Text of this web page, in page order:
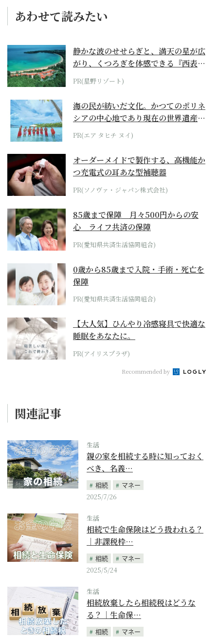
あわせて読みたい
静かな波のせせらぎと、満天の星が広
がり、くつろぎを体感できる『西表島
ホテル by...
PR(星野リゾート)
海の民が紡いだ文化。かつてのポリネ
シアの中心地であり現在の世界遺産か
らみえてくる...
PR(エア タヒチ ヌイ)
オーダーメイドで製作する、高機能か
つ充電式の耳あな型補聴器
PR(ソノヴァ・ジャパン株式会社)
85歳まで保障 月々500円からの安
心 ライフ共済の保障
PR(愛知県共済生活協同組合)
0歳から85歳まで入院・手術・死亡を
保障
PR(愛知県共済生活協同組合)
【大人気】ひんやり冷感寝具で快適な
睡眠をあなたに。
PR(アイリスプラザ)
Recommended by
関連記事
生活
親の家を相続する時に知っておく
べき、名義…
相続
マネー
2025/7/26
生活
相続で生命保険はどう扱われる？
｜非課税枠…
相続
マネー
2025/5/24
生活
相続放棄したら相続税はどうな
る？｜生命保…
相続
マネー